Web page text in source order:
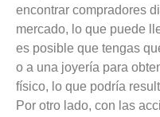
encontrar compradores
mercado, lo que puede
es posible que tengas
o a una joyería para
físico, lo que podría
Por otro lado, con las